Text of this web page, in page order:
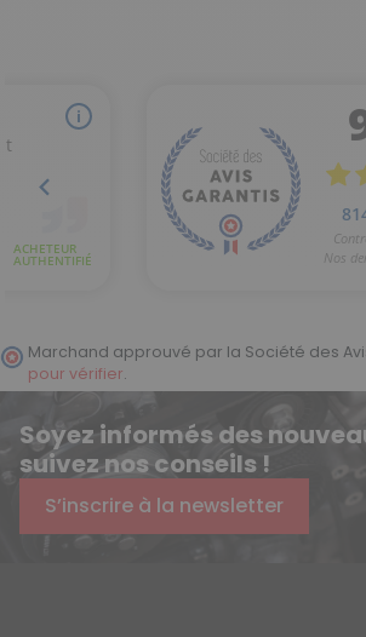
Marchand approuvé par la Société des
pour vérifier.
Soyez informés des
suivez nos conseils !
S’inscrire à la newsletter